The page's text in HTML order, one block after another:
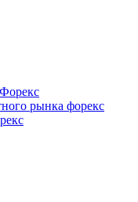
рынка форекс